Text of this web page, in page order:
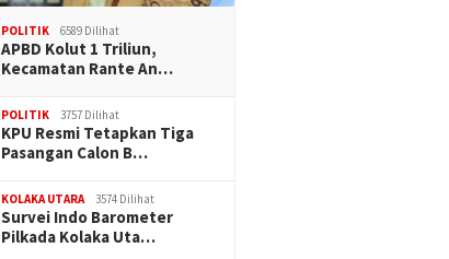
POLITIK 6589 Dilihat
APBD Kolut 1 Triliun,
Kecamatan Rante An…
POLITIK 3757 Dilihat
KPU Resmi Tetapkan Tiga
Pasangan Calon B…
KOLAKA UTARA 3574 Dilihat
Survei Indo Barometer
Pilkada Kolaka Uta…